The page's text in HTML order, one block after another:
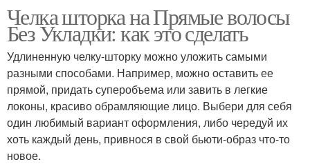
Челка шторка на Прямые волосы
Без Укладки: как это сделать
Удлиненную челку-шторку можно уложить самыми
разными способами. Например, можно оставить ее
прямой, придать суперобъема или завить в легкие
локоны, красиво обрамляющие лицо. Выбери для себя
один любимый вариант оформления, либо чередуй их
хоть каждый день, привнося в свой бьюти-образ что-то
новое.